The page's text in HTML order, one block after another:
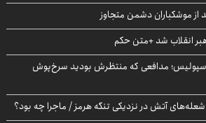
انقلاب شد +متن حکم
مدافعی که منتظرش بودید سرخ‌پوش
آتش در نزدیکی تنگه هرمز / ماجرا چه بود؟